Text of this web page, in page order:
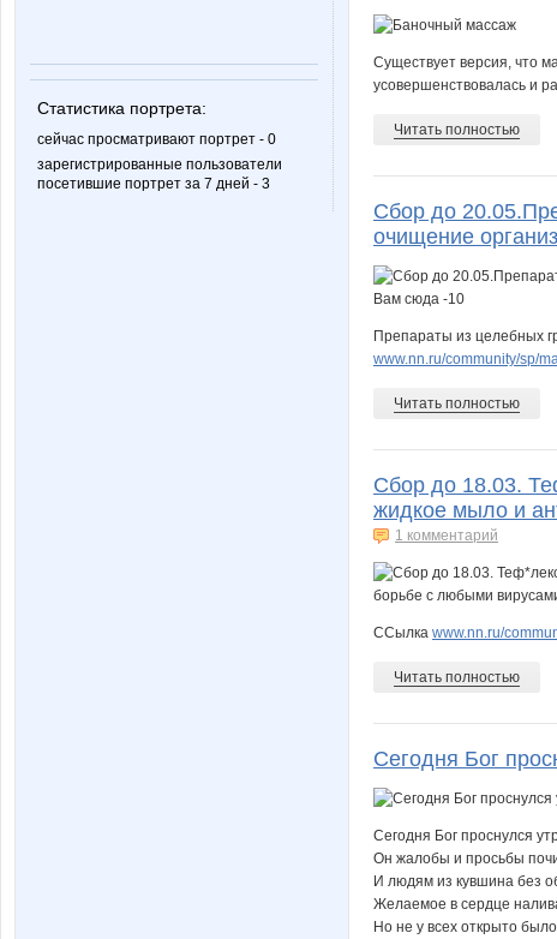
Статистика портрета:
сейчас просматривают портрет - 0
зарегистрированные пользователи
посетившие портрет за 7 дней - 3
Существует версия, что
усовершенствовалась и
Читать полностью
Сбор до
очищение
Препараты из целебных
www.nn.ru/community/sp/
Читать полностью
Сбор до 18.03.
жидкое мыло и
1 комментарий
ССылка www.nn.ru/
Читать полностью
Сегодня Бог
Сегодня Бог проснулся
Он жалобы и просьбы
И людям из кувшина без
Желаемое в сердце
Но не у всех открыто